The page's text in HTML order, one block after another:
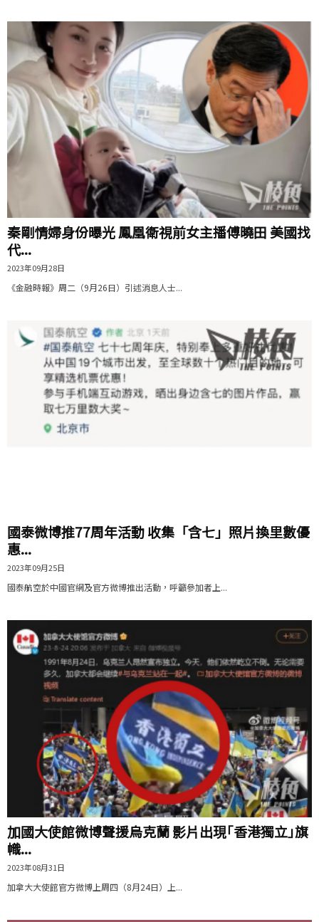
秦剛情婦身份曝光 鳳凰衛視前女主播傅曉田 美國找
代...
2023年09月28日
《金融時報》周二（9月26日）引述消息人士...
國泰微博推77周年活動 收集「含七」照片換里數優
惠...
2023年09月25日
國泰航空於中國官網及官方微博推出活動，呼籲參加者上...
加國大使館微博聲援烏克蘭 影片出現｢香港獨立｣旗
幟...
2023年08月31日
加拿大大使館官方微博上周四（8月24日）上...